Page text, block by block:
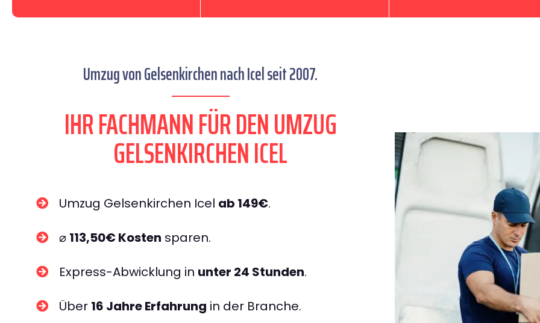
Umzug von Gelsenkirchen nach Icel seit 2007.
IHR FACHMANN FÜR DEN UMZUG
GELSENKIRCHEN ICEL
Umzug Gelsenkirchen Icel ab 149€.
⌀ 113,50€ Kosten sparen.
Express-Abwicklung in unter 24 Stunden.
Über 16 Jahre Erfahrung in der Branche.